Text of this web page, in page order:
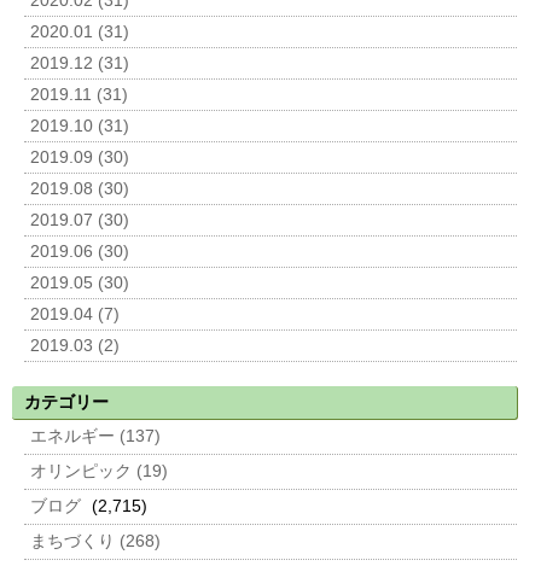
2020.01 (31)
2019.12 (31)
2019.11 (31)
2019.10 (31)
2019.09 (30)
2019.08 (30)
2019.07 (30)
2019.06 (30)
2019.05 (30)
2019.04 (7)
2019.03 (2)
カテゴリー
エネルギー (137)
オリンピック (19)
ブログ (2,715)
まちづくり (268)